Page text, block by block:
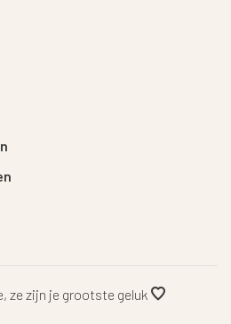
ze zijn je grootste geluk